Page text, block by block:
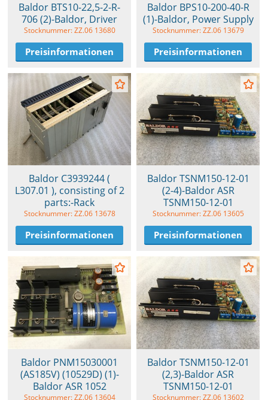
Baldor BTS10-22,5-2-R-
706 (2)-Baldor, Driver
Stocknummer: ZZ.06 13680
Preisinformationen
Baldor BPS10-200-40-R
(1)-Baldor, Power Supply
Stocknummer: ZZ.06 13679
Preisinformationen
Baldor C3939244 (
L307.01 ), consisting of 2
parts:-Rack
Stocknummer: ZZ.06 13678
Preisinformationen
Baldor TSNM150-12-01
(2-4)-Baldor ASR
TSNM150-12-01
Stocknummer: ZZ.06 13605
Preisinformationen
Baldor PNM15030001
(AS185V) (10529D) (1)-
Baldor ASR 1052
Stocknummer: ZZ.06 13604
Baldor TSNM150-12-01
(2,3)-Baldor ASR
TSNM150-12-01
Stocknummer: ZZ.06 13602